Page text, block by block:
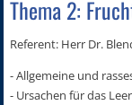
Thema 2:
Referent: Herr Dr.
- Allgemeine und
- Ursachen für das